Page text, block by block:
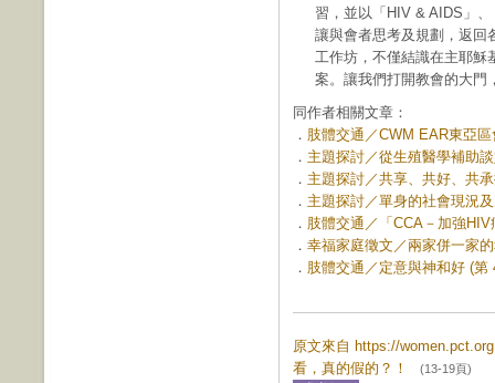
習，並以「HIV & AIDS」
讓與會者思考及規劃，返回
工作坊，不僅結識在主耶穌
案。讓我們打開教會的大門
同作者相關文章：
． 肢體交通／CWM EAR東亞
． 主題探討／從生殖醫學補助
． 主題探討／共享、共好、共
． 主題探討／單身的社會現況
． 肢體交通／「CCA－加強
． 幸福家庭徵文／兩家併一家
． 肢體交通／定意與神和好 (第
原文來自 https://
看，真的假的？！
(13-19頁)